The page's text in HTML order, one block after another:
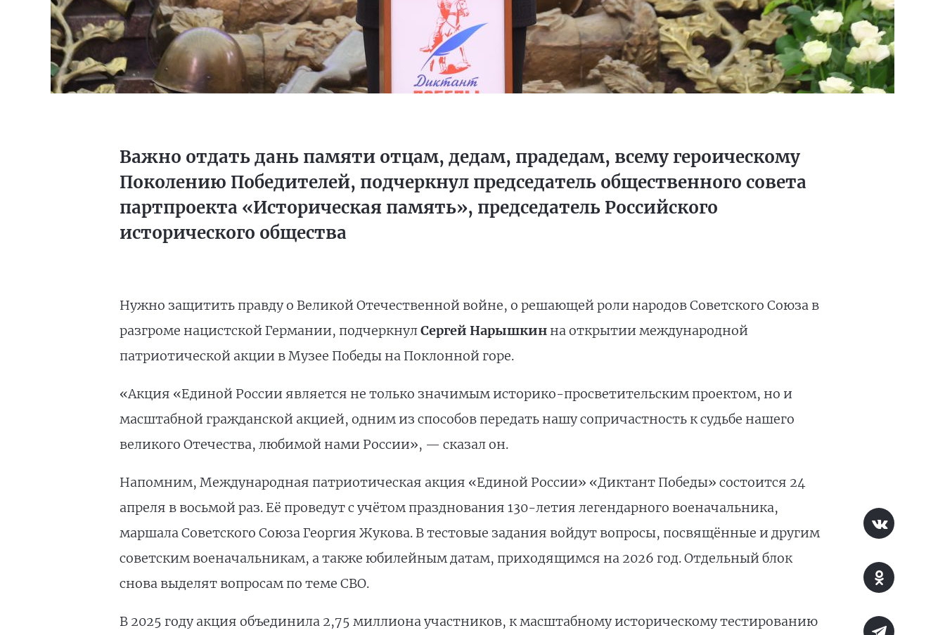
Важно отдать дань памяти отцам, дедам, прадедам, всему героическому
Поколению Победителей, подчеркнул председатель общественного совета
партпроекта «Историческая память», председатель Российского
исторического общества
Нужно защитить правду о Великой Отечественной войне, о решающей роли народов Советского Союза в
разгроме нацистской Германии, подчеркнулСергей Нарышкинна открытии международной
патриотической акции в Музее Победы на Поклонной горе.
«Акция «Единой России является не только значимым историко-просветительским проектом, но и
масштабной гражданской акцией, одним из способов передать нашу сопричастность к судьбе нашего
великого Отечества, любимой нами России», — сказал он.
Напомним, Международная патриотическая акция «Единой России» «Диктант Победы» состоится 24
апреля в восьмой раз. Её проведут с учётом празднования 130-летия легендарного военачальника,
маршала Советского Союза Георгия Жукова. В тестовые задания войдут вопросы, посвящённые и другим
советским военачальникам, а также юбилейным датам, приходящимся на 2026 год. Отдельный блок
снова выделят вопросам по теме СВО.
В 2025 году акция объединила 2,75 миллиона участников, к масштабному историческому тестированию